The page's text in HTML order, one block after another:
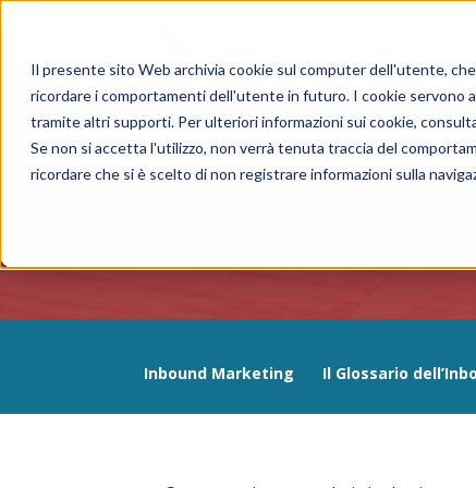
Il presente sito Web archivia cookie sul computer dell'utente,
ricordare i comportamenti dell'utente in futuro. I cookie servono
tramite altri supporti. Per ulteriori informazioni sui cookie,
Se non si accetta l'utilizzo, non verrà tenuta traccia del
ricordare che si è scelto di non registrare informazioni sulla
Inbound Marketing Il Glossario